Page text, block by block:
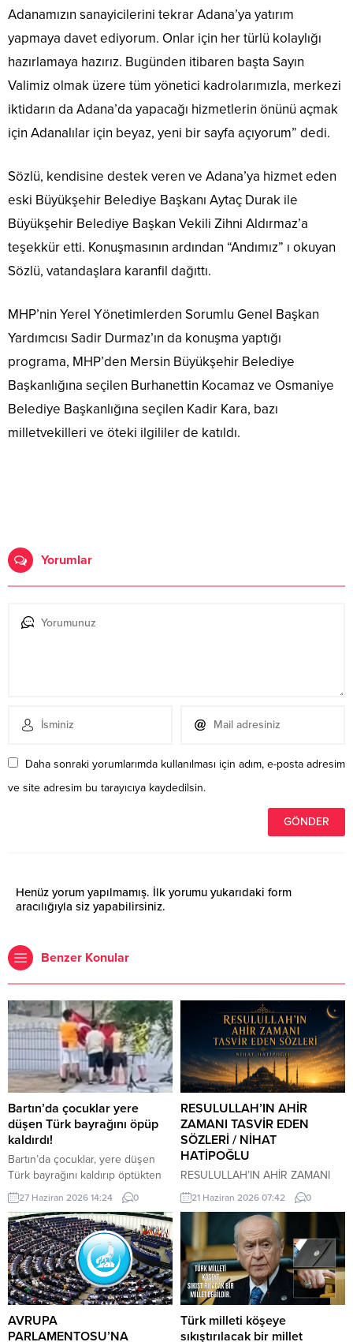
Adanamızın sanayicilerini tekrar Adana’ya yatırım
yapmaya davet ediyorum. Onlar için her türlü kolaylığı
hazırlamaya hazırız. Bugünden itibaren başta Sayın
Valimiz olmak üzere tüm yönetici kadrolarımızla, merkezi
iktidarın da Adana’da yapacağı hizmetlerin önünü açmak
için Adanalılar için beyaz, yeni bir sayfa açıyorum” dedi.
Sözlü, kendisine destek veren ve Adana’ya hizmet eden
eski Büyükşehir Belediye Başkanı Aytaç Durak ile
Büyükşehir Belediye Başkan Vekili Zihni Aldırmaz’a
teşekkür etti. Konuşmasının ardından “Andımız” ı okuyan
Sözlü, vatandaşlara karanfil dağıttı.
MHP’nin Yerel Yönetimlerden Sorumlu Genel Başkan
Yardımcısı Sadir Durmaz’ın da konuşma yaptığı
programa, MHP’den Mersin Büyükşehir Belediye
Başkanlığına seçilen Burhanettin Kocamaz ve Osmaniye
Belediye Başkanlığına seçilen Kadir Kara, bazı
milletvekilleri ve öteki ilgililer de katıldı.
Yorumlar
Daha sonraki yorumlarımda kullanılması için adım, e-posta adresim
ve site adresim bu tarayıcıya kaydedilsin.
Henüz yorum yapılmamış. İlk yorumu yukarıdaki form
aracılığıyla siz yapabilirsiniz.
Benzer Konular
Bartın’da çocuklar yere
düşen Türk bayrağını öpüp
kaldırdı!
Bartın’da çocuklar, yere düşen
Türk bayrağını kaldırıp öptükten
sonra gelen itfaiye ekiplerinin de
yardımıyla göndere çekti. O anlar
cep telefonu kamerası tarafından
kaydedildi. Yerden kaldırıp öptüler
Kemerköprü Mahallesi’nde dün
akşam saatlerinde Cumhuriyet
Parkı içerisindeki direkte bulunan
Türk bayrağı rüzgar nedeniyle
ipinin kopmasıyla yere düştü. Bu
sırada parkta oynayan çocuklar
27 Haziran 2026 14:24 0
RESULULLAH’IN AHİR
ZAMANI TASVİR EDEN
SÖZLERİ / NİHAT
HATİPOĞLU
RESULULLAH’IN AHİR ZAMANI
TASVİR EDEN SÖZLERİ İnsanlar
heveslerine uyacaklar, zan ile
hükmedilecek. Bilinmeyen
konularda insanlar konuşacaklar.
Cehalet, dini bilmemek
çoğalacak. Çocuk istenmeyecek.
Dostluk azalacak. Dost dosta
güvenmeyecek. İnsanlar bir
araya toplandıklarında, içlerinde
Allah’tan korkan bulunmadığı
21 Haziran 2026 07:42 0
AVRUPA
PARLAMENTOSU’NA
Türk milleti köşeye
sıkıştırılacak bir millet